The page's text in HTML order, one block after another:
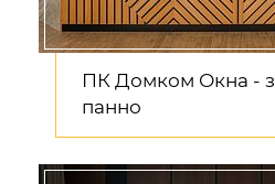
ПК Домком Окна -
панно